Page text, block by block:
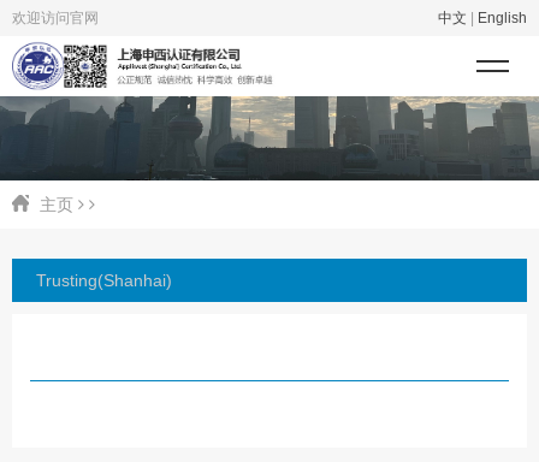
欢迎访问官网 中文 English
主页
Trusting(Shanhai)